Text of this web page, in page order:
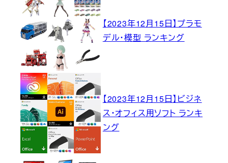
【2023年12月15日】プラモ
デル・模型 ランキング
【2023年12月15日】ビジネ
ス・オフィス用ソフト ランキ
ング